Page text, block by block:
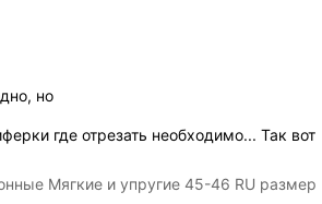
но
где отрезать необходимо... Так вот
Мягкие и упругие 45-46 RU размер